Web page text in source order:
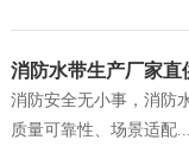
消防水带生产厂家直
消防安全无小事，消防
质量可靠性、场景适配...